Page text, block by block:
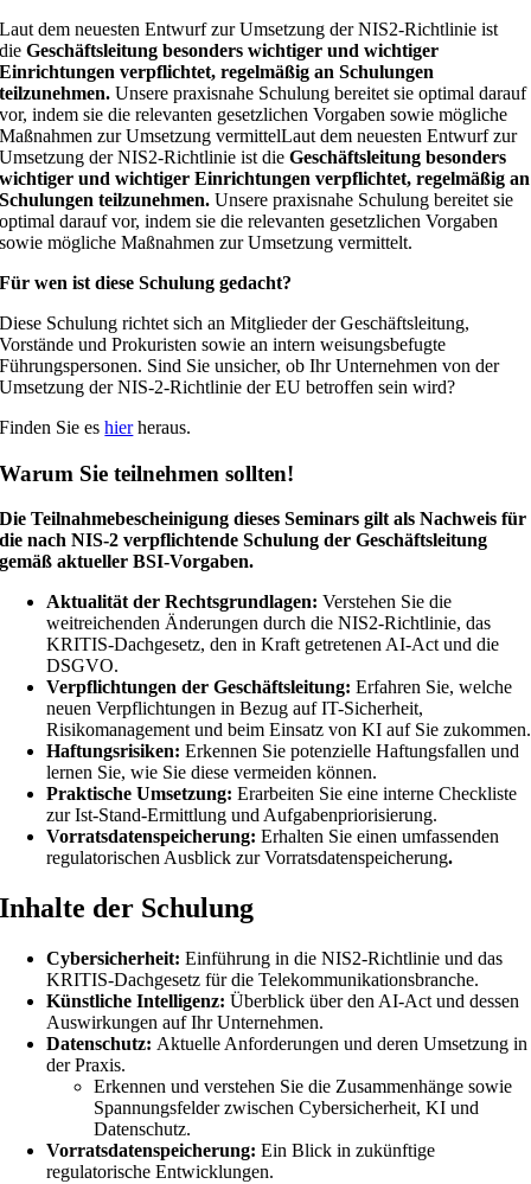
Laut dem neuesten Entwurf zur Umsetzung der NIS2-Richtlinie ist
dieGeschäftsleitung besonders wichtiger und wichtiger
Einrichtungen verpflichtet, regelmäßig an Schulungen
teilzunehmen. Unsere praxisnahe Schulung bereitet sie optimal darauf
vor, indem sie die relevanten gesetzlichen Vorgaben sowie mögliche
Maßnahmen zur Umsetzung vermittelLaut dem neuesten Entwurf zur
Umsetzung der NIS2-Richtlinie ist dieGeschäftsleitung besonders
wichtiger und wichtiger Einrichtungen verpflichtet, regelmäßig an
Schulungen teilzunehmen. Unsere praxisnahe Schulung bereitet sie
optimal darauf vor, indem sie die relevanten gesetzlichen Vorgaben
sowie mögliche Maßnahmen zur Umsetzung vermittelt.
Für wen ist diese Schulung gedacht?
Diese Schulung richtet sich an Mitglieder der Geschäftsleitung,
Vorstände und Prokuristen sowie an intern weisungsbefugte
Führungspersonen. Sind Sie unsicher, ob Ihr Unternehmen von der
Umsetzung der NIS-2-Richtlinie der EU betroffen sein wird?
Finden Sie eshierheraus.
Warum Sie teilnehmen sollten!
Die Teilnahmebescheinigung dieses Seminars gilt als Nachweis für
die nach NIS-2 verpflichtende Schulung der Geschäftsleitung
gemäß aktueller BSI-Vorgaben.
Aktualität der Rechtsgrundlagen: Verstehen Sie die
weitreichenden Änderungen durch die NIS2-Richtlinie, das
KRITIS-Dachgesetz, den in Kraft getretenen AI-Act und die
DSGVO.
Verpflichtungen der Geschäftsleitung: Erfahren Sie, welche
neuen Verpflichtungen in Bezug auf IT-Sicherheit,
Risikomanagement und beim Einsatz von KI auf Sie zukommen.
Haftungsrisiken: Erkennen Sie potenzielle Haftungsfallen und
lernen Sie, wie Sie diese vermeiden können.
Praktische Umsetzung: Erarbeiten Sie eine interne Checkliste
zur Ist-Stand-Ermittlung und Aufgabenpriorisierung.
Vorratsdatenspeicherung:Erhalten Sie einen umfassenden
regulatorischen Ausblick zur Vorratsdatenspeicherung.
Inhalte der Schulung
Cybersicherheit: Einführung in die NIS2-Richtlinie und das
KRITIS-Dachgesetz für die Telekommunikationsbranche.
Künstliche Intelligenz: Überblick über den AI-Act und dessen
Auswirkungen auf Ihr Unternehmen.
Datenschutz: Aktuelle Anforderungen und deren Umsetzung in
der Praxis.
Erkennen und verstehen Sie die Zusammenhänge sowie
Spannungsfelder zwischen Cybersicherheit, KI und
Datenschutz.
Vorratsdatenspeicherung: Ein Blick in zukünftige
regulatorische Entwicklungen.